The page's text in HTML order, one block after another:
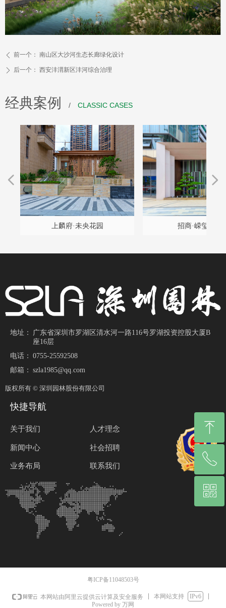
ꄴ 前一个： 南山区大沙河生态长廊绿化设计
ꄲ 后一个： 西安沣渭新区沣河综合治理
上麟府·未央花园 招商·嵘玺家园
넳 넲
经典案例 / CLASSIC CASES
地址：
广东省深圳市罗湖区清水河一路116号罗湖投资控股大厦B
座16层
电话： 0755-25592508
邮箱： szla1985@qq.com
版权所有 © 深圳园林股份有限公司
关于我们
新闻中心
业务布局
快捷导航
人才理念
社会招聘
联系我们
粤ICP备11048503号
本网站由阿里云提供云计算及安全服务 本网站支持
IPv6
Powered by 万网
ꁸ
回到顶部
ꂅ
0755-25528185
ꀥ